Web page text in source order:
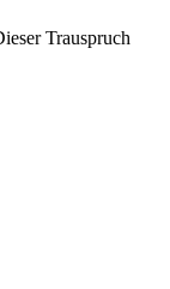
Trauspruch